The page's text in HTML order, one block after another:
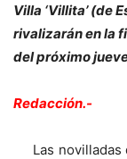
Villa ‘Villita’ (de
rivalizarán en la
del próximo
Redacción.-
Las novilladas